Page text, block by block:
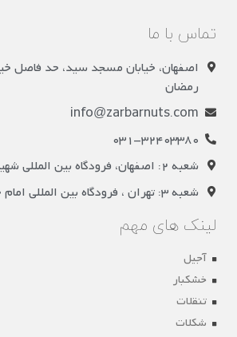
تماس با ما
اصفهان، خیابان مسجد سید، حد فاصل
رمضان
info@zarbarnuts.com
031-32403380
شعبه 2: اصفهان، فرودگاه بین المللی شهید بهشتی
شعبه 3: تهران ، فرودگاه بین المللی امام خمینی (ره)
لینک های مهم
آجیل
خشکبار
تنقلات
شکلات